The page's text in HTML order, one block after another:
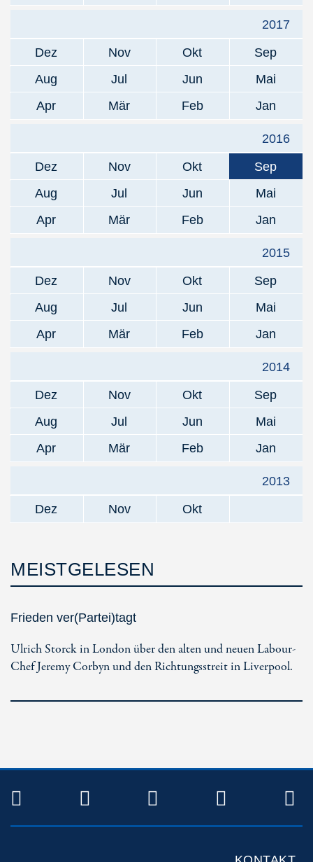
2017
Dez
Nov Okt
Sep
Aug
Jul Jun
Mai
Apr
Mär Feb Jan
2016
Dez
Nov Okt
Sep
Aug
Jul Jun
Mai
Apr
Mär Feb Jan
2015
Dez
Nov Okt
Sep
Aug
Jul Jun
Mai
Apr
Mär Feb Jan
2014
Dez
Nov Okt
Sep
Aug
Jul Jun
Mai
Apr
Mär Feb Jan
2013
Dez
Nov Okt
MEISTGELESEN
Frieden ver(Partei)tagt
Ulrich Storck in London über den alten und neuen Labour-
Chef Jeremy Corbyn und den Richtungsstreit in Liverpool.
TWITTERFACEBOOKINSTAGRAM